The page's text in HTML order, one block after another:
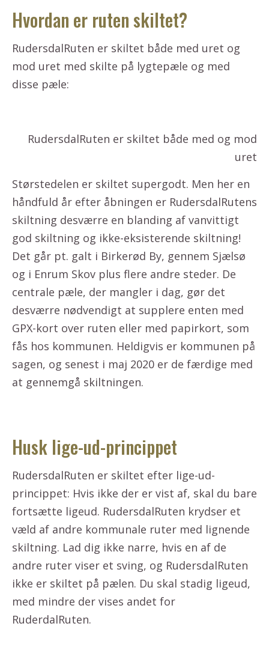
Hvordan er ruten skiltet?
RudersdalRuten er skiltet både med uret og
mod uret med skilte på lygtepæle og med
disse pæle:
RudersdalRuten er skiltet både med og mod
uret
Størstedelen er skiltet supergodt. Men her en
håndfuld år efter åbningen er RudersdalRutens
skiltning desværre en blanding af vanvittigt
god skiltning og ikke-eksisterende skiltning!
Det går pt. galt i Birkerød By, gennem Sjælsø
og i Enrum Skov plus flere andre steder. De
centrale pæle, der mangler i dag, gør det
desværre nødvendigt at supplere enten med
GPX-kort over ruten eller med papirkort, som
fås hos kommunen. Heldigvis er kommunen på
sagen, og senest i maj 2020 er de færdige med
at gennemgå skiltningen.
Husk lige-ud-princippet
RudersdalRuten er skiltet efter lige-ud-
princippet: Hvis ikke der er vist af, skal du bare
fortsætte ligeud. RudersdalRuten krydser et
væld af andre kommunale ruter med lignende
skiltning. Lad dig ikke narre, hvis en af de
andre ruter viser et sving, og RudersdalRuten
ikke er skiltet på pælen. Du skal stadig ligeud,
med mindre der vises andet for
RuderdalRuten.